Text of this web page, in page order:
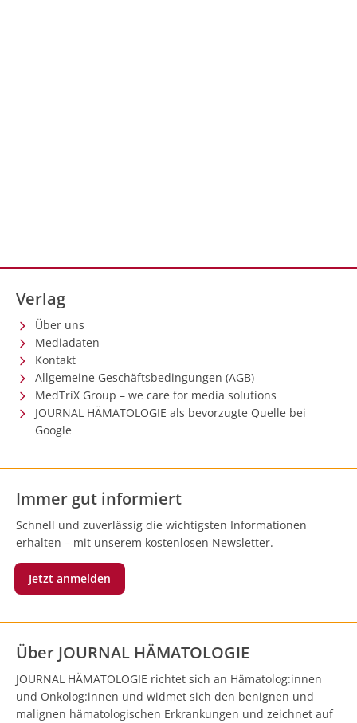
Verlag
Über uns
Mediadaten
Kontakt
Allgemeine Geschäftsbedingungen (AGB)
MedTriX Group – we care for media solutions
JOURNAL HÄMATOLOGIE als bevorzugte Quelle bei
Google
Immer gut informiert
Schnell und zuverlässig die wichtigsten Informationen
erhalten – mit unserem kostenlosen Newsletter.
Jetzt anmelden
Über JOURNAL HÄMATOLOGIE
JOURNAL HÄMATOLOGIE richtet sich an Hämatolog:innen
und Onkolog:innen und widmet sich den benignen und
malignen hämatologischen Erkrankungen und zeichnet auf